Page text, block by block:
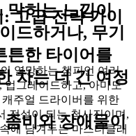
막히는 느낌이
드하거나, 무기
튼한 타이어를
차는 더 긴 여정
좀비와 장애물이
고급 전략 가이
의 열망하는 챔피언 여러
업그레이드하고, 아마도
캐주얼 드라이버를 위한
전설이 되는 청사진이며,
에 남겨두는 마스터클래